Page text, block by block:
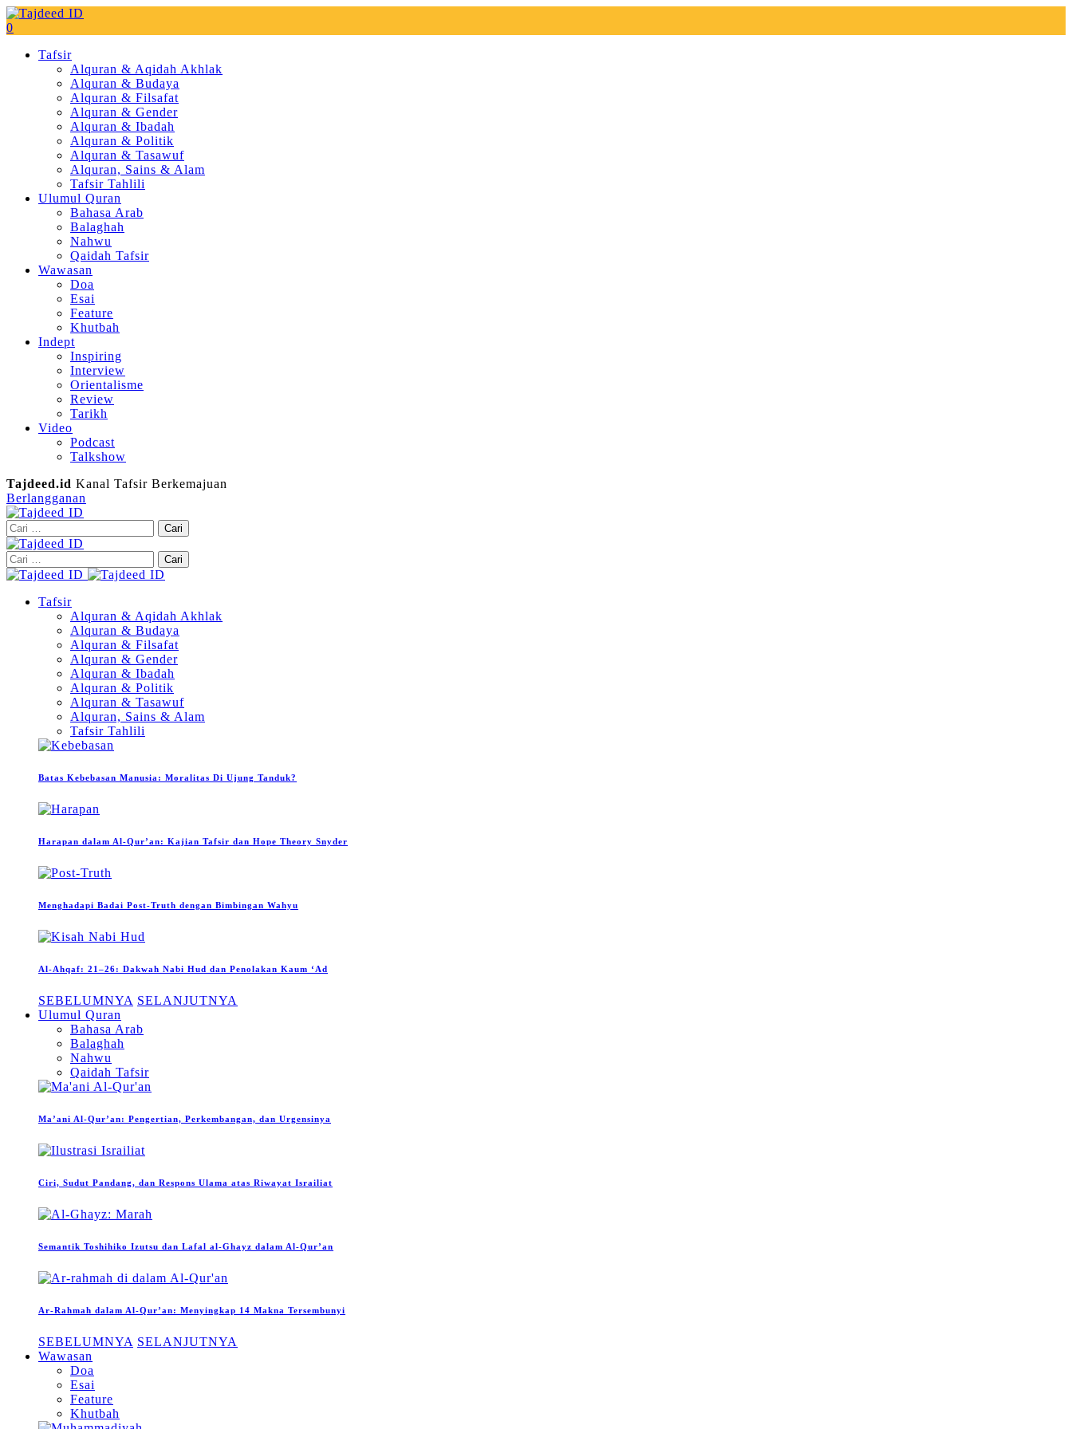
0
Tafsir
Alquran & Aqidah Akhlak
Alquran & Budaya
Alquran & Filsafat
Alquran & Gender
Alquran & Ibadah
Alquran & Politik
Alquran & Tasawuf
Alquran, Sains & Alam
Tafsir Tahlili
Ulumul Quran
Bahasa Arab
Balaghah
Nahwu
Qaidah Tafsir
Wawasan
Doa
Esai
Feature
Khutbah
Indept
Inspiring
Interview
Orientalisme
Review
Tarikh
Video
Podcast
Talkshow
Tajdeed.id Kanal Tafsir Berkemajuan
Berlangganan
Cari
untuk:
Cari
untuk:
Tafsir
Alquran & Aqidah Akhlak
Alquran & Budaya
Alquran & Filsafat
Alquran & Gender
Alquran & Ibadah
Alquran & Politik
Alquran & Tasawuf
Alquran, Sains & Alam
Tafsir Tahlili
Batas Kebebasan Manusia: Moralitas Di Ujung Tanduk?
Harapan dalam Al-Qur’an: Kajian Tafsir dan Hope Theory Snyder
Menghadapi Badai Post-Truth dengan Bimbingan Wahyu
Al-Ahqaf: 21–26: Dakwah Nabi Hud dan Penolakan Kaum ‘Ad
SEBELUMNYA SELANJUTNYA
Ulumul Quran
Bahasa Arab
Balaghah
Nahwu
Qaidah Tafsir
Ma’ani Al-Qur’an: Pengertian, Perkembangan, dan Urgensinya
Ciri, Sudut Pandang, dan Respons Ulama atas Riwayat Israiliat
Semantik Toshihiko Izutsu dan Lafal al-Ghayz dalam Al-Qur’an
Ar-Rahmah dalam Al-Qur’an: Menyingkap 14 Makna Tersembunyi
SEBELUMNYA SELANJUTNYA
Wawasan
Doa
Esai
Feature
Khutbah